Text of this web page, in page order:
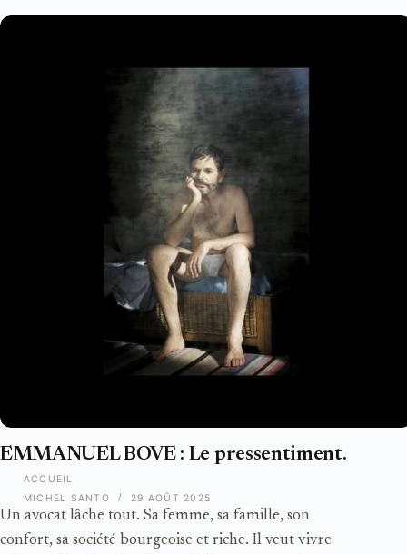
ACCUEIL
EMMANUEL BOVE : Le pressentiment.
Un avocat lâche tout. Sa femme, sa famille, son
confort, sa société bourgeoise et riche. Il veut vivre
MICHEL SANTO 29 AOÛT 2025